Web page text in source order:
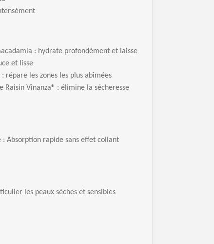
ément
: hydrate profondément et laisse
et lisse
: répare les zones les plus abîmées
Raisin Vinanza® : é limine la sécheresse
: Absorption rapide sans effet collant
les peaux sèches et sensibles